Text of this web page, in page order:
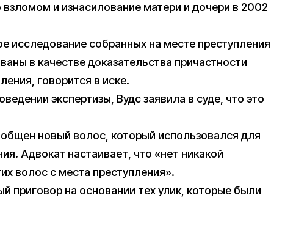
и изнасилование матери и дочери в 2002
исследование собранных на месте преступления
в качестве доказательства причастности
говорится в иске.
экспертизы, Вудс заявила в суде, что это
новый волос, который использовался для
Адвокат настаивает, что «нет никакой
волос с места преступления».
приговор на основании тех улик, которые были